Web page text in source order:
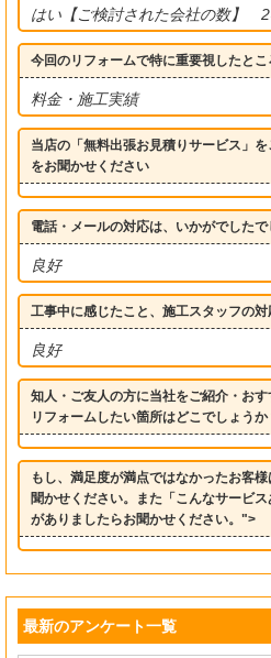
はい【ご検討された会社の数】
今回のリフォームで特に重要視したと
料金・施工実績
当店の「無料出張お見積りサービス」
をお聞かせください
電話・メールの対応は、いかがでしたで
良好
工事中に感じたこと、施工スタッフの
良好
知人・ご友人の方に当社をご紹介・お
リフォームしたい箇所はどこでしょうか
もし、満足度が満点ではなかったお客
聞かせください。また「こんなサービ
がありましたらお聞かせください。">
最新のアンケート一覧